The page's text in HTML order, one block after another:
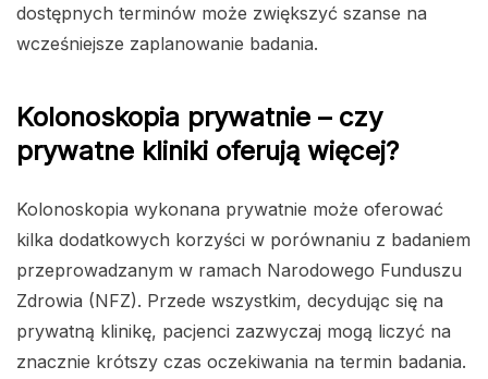
dostępnych terminów może zwiększyć szanse na
wcześniejsze zaplanowanie badania.
Kolonoskopia prywatnie – czy
prywatne kliniki oferują więcej?
Kolonoskopia wykonana prywatnie może oferować
kilka dodatkowych korzyści w porównaniu z badaniem
przeprowadzanym w ramach Narodowego Funduszu
Zdrowia (NFZ). Przede wszystkim, decydując się na
prywatną klinikę, pacjenci zazwyczaj mogą liczyć na
znacznie krótszy czas oczekiwania na termin badania.